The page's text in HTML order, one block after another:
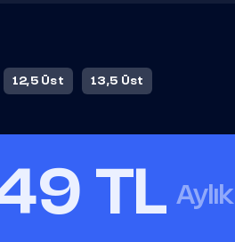
12,5 Üst 13,5 Üst
TL Aylık